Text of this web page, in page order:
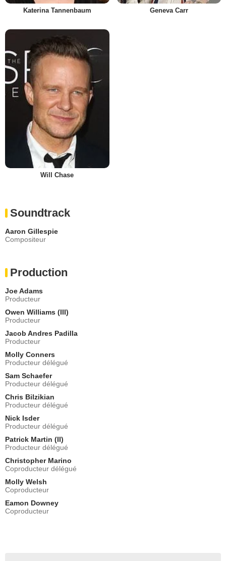
Katerina Tannenbaum Geneva Carr
Will Chase
Soundtrack
Aaron Gillespie
Compositeur
Production
Joe Adams
Producteur
Owen Williams (III)
Producteur
Jacob Andres Padilla
Producteur
Molly Conners
Producteur délégué
Sam Schaefer
Producteur délégué
Chris Bilzikian
Producteur délégué
Nick Isder
Producteur délégué
Patrick Martin (II)
Producteur délégué
Christopher Marino
Coproducteur délégué
Molly Welsh
Coproducteur
Eamon Downey
Coproducteur